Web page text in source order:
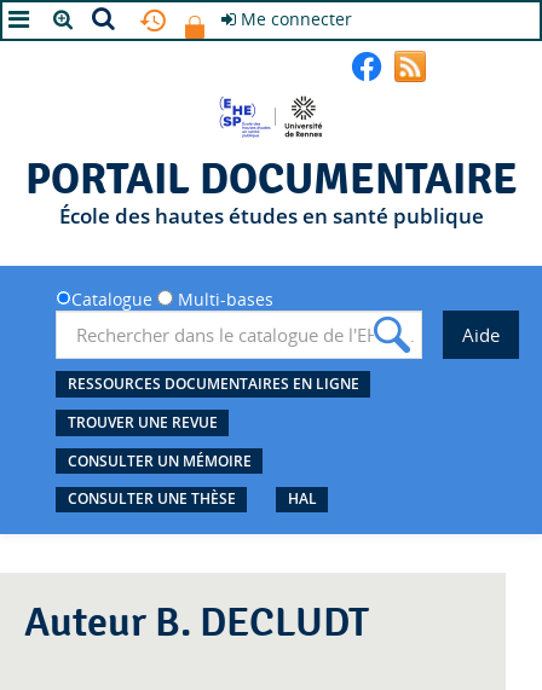
Me connecter
PORTAIL DOCUMENTAIRE
École des hautes études en santé publique
Catalogue Multi-bases
RESSOURCES DOCUMENTAIRES EN LIGNE
TROUVER UNE REVUE
CONSULTER UN MÉMOIRE
CONSULTER UNE THÈSE
HAL
Auteur B. DECLUDT